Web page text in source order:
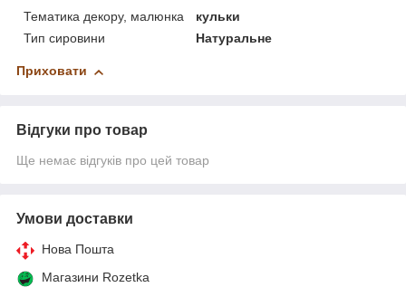
Тематика декору, малюнка
кульки
Тип сировини
Натуральне
Приховати
Відгуки про товар
Ще немає відгуків про цей товар
Умови доставки
Нова Пошта
Магазини Rozetka